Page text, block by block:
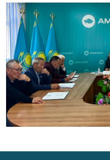
Previous